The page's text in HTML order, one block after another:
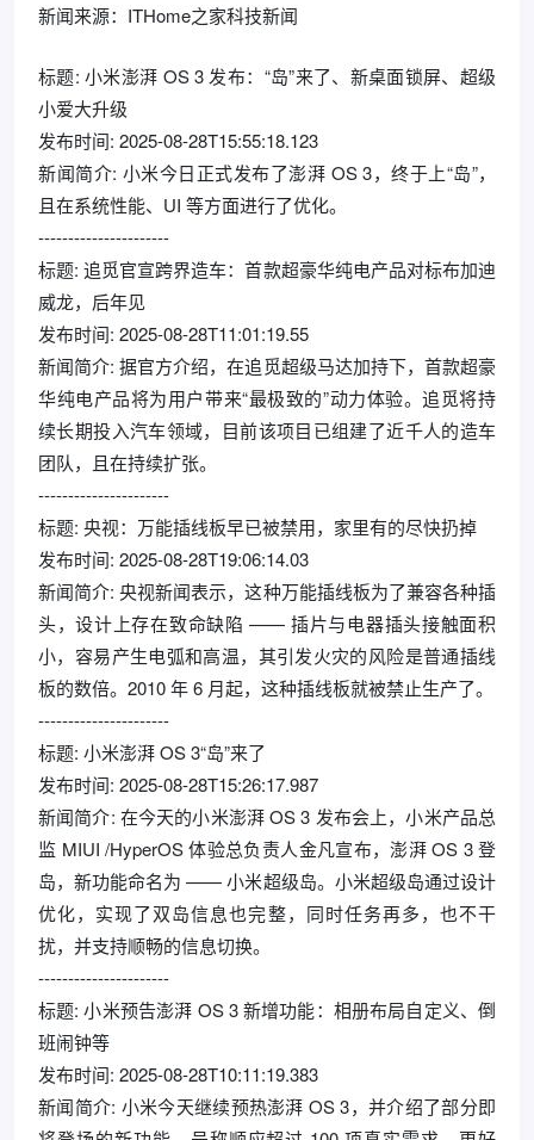
新闻来源：ITHome之家科技新闻
标题: 小米澎湃 OS 3 发布：“岛”来了、新桌面锁屏、超级
小爱大升级
发布时间: 2025-08-28T15:55:18.123
新闻简介: 小米今日正式发布了澎湃 OS 3，终于上“岛”，
且在系统性能、UI 等方面进行了优化。
----------------------
标题: 追觅官宣跨界造车：首款超豪华纯电产品对标布加迪
威龙，后年见
发布时间: 2025-08-28T11:01:19.55
新闻简介: 据官方介绍，在追觅超级马达加持下，首款超豪
华纯电产品将为用户带来“最极致的”动力体验。追觅将持
续长期投入汽车领域，目前该项目已组建了近千人的造车
团队，且在持续扩张。
----------------------
标题: 央视：万能插线板早已被禁用，家里有的尽快扔掉
发布时间: 2025-08-28T19:06:14.03
新闻简介: 央视新闻表示，这种万能插线板为了兼容各种插
头，设计上存在致命缺陷 —— 插片与电器插头接触面积
小，容易产生电弧和高温，其引发火灾的风险是普通插线
板的数倍。2010 年 6 月起，这种插线板就被禁止生产了。
----------------------
标题: 小米澎湃 OS 3“岛”来了
发布时间: 2025-08-28T15:26:17.987
新闻简介: 在今天的小米澎湃 OS 3 发布会上，小米产品总
监 MIUI /HyperOS 体验总负责人金凡宣布，澎湃 OS 3 登
岛，新功能命名为 —— 小米超级岛。小米超级岛通过设计
优化，实现了双岛信息也完整，同时任务再多，也不干
扰，并支持顺畅的信息切换。
----------------------
标题: 小米预告澎湃 OS 3 新增功能：相册布局自定义、倒
班闹钟等
发布时间: 2025-08-28T10:11:19.383
新闻简介: 小米今天继续预热澎湃 OS 3，并介绍了部分即